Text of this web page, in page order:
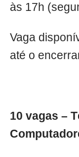
às 17h
Vaga
até o
10 vagas –